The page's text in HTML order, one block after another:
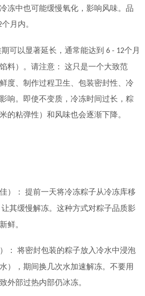
冻中也可能缓慢氧化，影响风味。品
个月内。
可以显著延长，通常能达到 6 - 12个月
料）。请注意：
这只是一个大致范
度、制作过程卫生、包装密封性、冷
响。即使不变质，冷冻时间过长，粽
的粘弹性）和风味也会逐渐下降。
）：
提前一天将冷冻粽子从冷冻库移
让其缓慢解冻。这种方式对粽子品质影
鲜。
：
将密封包装的粽子放入冷水中浸泡
），期间换几次水加速解冻。不要用
外部过热内部仍冰冻。